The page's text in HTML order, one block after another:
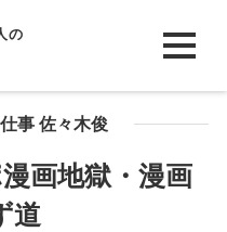
の
事 佐々木俊
画地獄・漫画
道